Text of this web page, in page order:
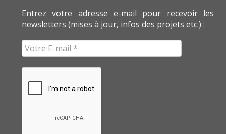
Entrez votre adresse e-mail pour recevoir les
newsletters (mises à jour, infos des projets etc.) :